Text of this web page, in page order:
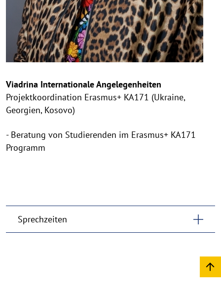
Viadrina Internationale Angelegenheiten
Projektkoordination Erasmus+ KA171 (Ukraine,
Georgien, Kosovo)
- Beratung von Studierenden im Erasmus+ KA171
Programm
Sprechzeiten